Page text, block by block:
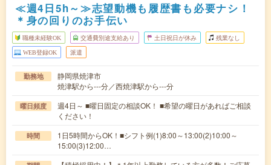
≪週4日5h～≫志望動機も履歴書も必要ナシ！
＊身の回りのお手伝い
職種未経験OK 交通費別途支給あり 土日祝日が休み 残業なし
WEB登録OK 派遣
勤務地
静岡県焼津市
焼津駅から---分／西焼津駅から---分
曜日頻度
週4日～ ■曜日固定の相談OK！ ■希望の曜日があればご相談
ください！
時間
1日5時間からOK！■シフト例(1)8:00～13:00(2)10:00～
15:00(3)12:00…